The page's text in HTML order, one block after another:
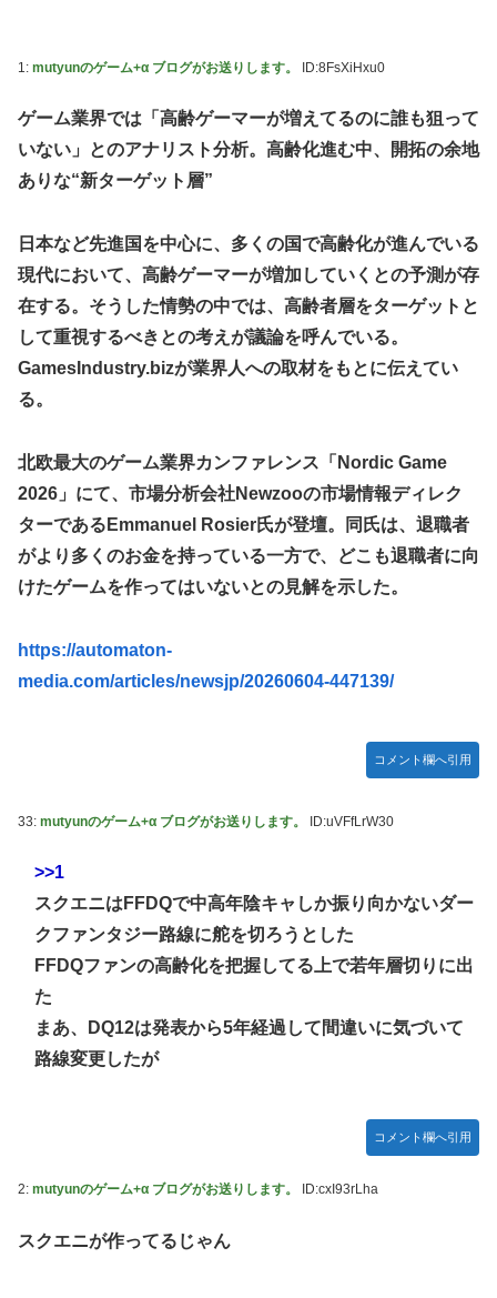
江別大学生暴行ﾀﾋ″主犯格″の川口侑斗被告に「無期懲役」の
ジャンポケ斎藤と代理人のやりとり、「地獄すぎて完全にコ
ントになってる……」と衝撃を受ける人が続出中
シャウエッセン公式、またこういうのでいい丼をポスト
【艦これ】E3-4のラスダンは航空優勢は取るの？取らない
の？
【悲報】元ジャンポケ斉藤の被害女性「事件で知名度を上げ
てバウムクーヘン売ったりTikTokライブしてて悔しさと怒
りを感じた」
【ウマ娘】海外トレによるライトハローさんとの最高の夜
【画像】70年代の漫画、あまりにも時代を先取りしすぎてい
たｗｗｗｗ
【動画】地震発生時の熊本総合病院の手術室の様子が(((ﾟ
Дﾟ)))
【朗報】ワンピースのミホークとビスタさん、遥かにミホー
クの方が格上だったｗｗｗ
【悲報】「HUNTER×HUNTER」のビヨンド=ネテロさん、
【動画】地震発生時の熊本総合病院の手術室の様子が(((ﾟ
Дﾟ)))
亡き叔母の遺書「実は17年前に従兄弟と赤ちゃんを交換し
た」全員で家族会議を開いた結果、拍子抜けするほど〇〇な
展開を迎えて婚約者呆然←家族の絆が深すぎて修羅場になら
んかった
高配当をうたった「みんなで大家さん」→実態は2881億円
【動画】高速道路を走行中の車からリアガラスが飛んでくる
事故(ﾟoﾟ)
【デレマス】 810プロエアコン騒動【ぷちかれシリーズ】
イズフィギュア【彩色原型公開】
やる夫のダンジョン運営記183-雑談所ネタ118 懺悔小ネタ
「創刻のファイアホイール」+埋めネタ「ファイアホイール
【GIF動画】宮城の可愛すぎるチアさん、甲子園で発見され
秋田県職員さん、会見をバスローブ＆喫煙スタイルで対応し
てしまい大炎上ｗ
【衝撃】ジャンポケ斉藤の被害女性「バウムクーヘン売った
コレってさ…
海外「全部日本の真似だったのか…」 日本の普通のテレビ
【悲報】ロシア、じわじわと逝き始める
【動画】ロシア軍のドローンをネット発射装置で撃墜するウ
1: mutyunのゲーム+α ブログがお送りします。 ID:8FsXiHxu0
ゲーム業界では「高齢ゲーマーが増えてるのに誰も狙って
いない」とのアナリスト分析。高齢化進む中、開拓の余地
ありな“新ターゲット層”
日本など先進国を中心に、多くの国で高齢化が進んでいる
現代において、高齢ゲーマーが増加していくとの予測が存
在する。そうした情勢の中では、高齢者層をターゲットと
して重視するべきとの考えが議論を呼んでいる。
GamesIndustry.bizが業界人への取材をもとに伝えてい
る。
北欧最大のゲーム業界カンファレンス「Nordic Game
2026」にて、市場分析会社Newzooの市場情報ディレク
ターであるEmmanuel Rosier氏が登壇。同氏は、退職者
がより多くのお金を持っている一方で、どこも退職者に向
けたゲームを作ってはいないとの見解を示した。
https://automaton-
media.com/articles/newsjp/20260604-447139/
コメント欄へ引用
33: mutyunのゲーム+α ブログがお送りします。 ID:uVFfLrW30
>>1
スクエニはFFDQで中高年陰キャしか振り向かないダー
クファンタジー路線に舵を切ろうとした
FFDQファンの高齢化を把握してる上で若年層切りに出
た
まあ、DQ12は発表から5年経過して間違いに気づいて
路線変更したが
コメント欄へ引用
2: mutyunのゲーム+α ブログがお送りします。 ID:cxI93rLha
スクエニが作ってるじゃん